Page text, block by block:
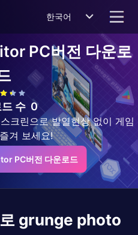
한국어
PC버전 다운로
수 0
크린으로 발열현상 없이 게임
겨 보세요!
PC버전 다운로드
grunge photo